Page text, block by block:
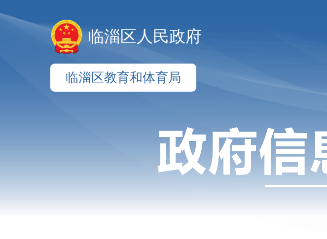
临淄区人民政府
临淄区教育和体育局